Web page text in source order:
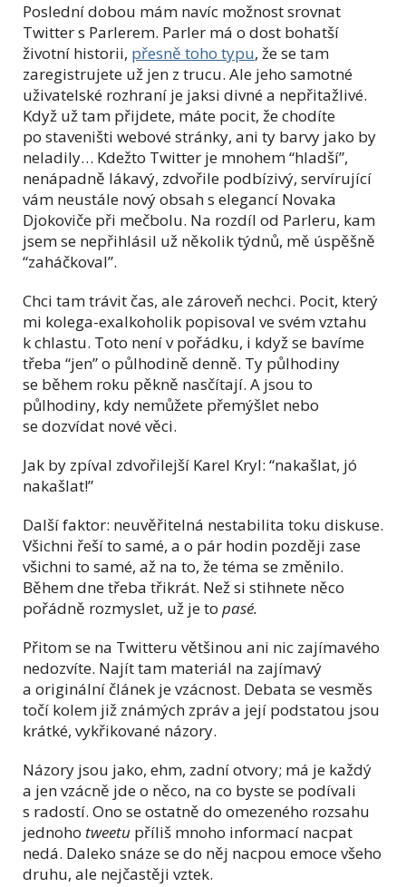
Poslední dobou mám navíc možnost srovnat
Twitter s Parlerem. Parler má o dost bohatší
životní historii, přesně toho typu, že se tam
zaregistrujete už jen z trucu. Ale jeho samotné
uživatelské rozhraní je jaksi divné a nepřitažlivé.
Když už tam přijdete, máte pocit, že chodíte
po staveništi webové stránky, ani ty barvy jako by
neladily… Kdežto Twitter je mnohem “hladší”,
nenápadně lákavý, zdvořile podbízivý, servírující
vám neustále nový obsah s elegancí Novaka
Djokoviče při mečbolu. Na rozdíl od Parleru, kam
jsem se nepřihlásil už několik týdnů, mě úspěšně
“zaháčkoval”.
Chci tam trávit čas, ale zároveň nechci. Pocit, který
mi kolega-exalkoholik popisoval ve svém vztahu
k chlastu. Toto není v pořádku, i když se bavíme
třeba “jen” o půlhodině denně. Ty půlhodiny
se během roku pěkně nasčítají. A jsou to
půlhodiny, kdy nemůžete přemýšlet nebo
se dozvídat nové věci.
Jak by zpíval zdvořilejší Karel Kryl: “nakašlat, jó
nakašlat!”
Další faktor: neuvěřitelná nestabilita toku diskuse.
Všichni řeší to samé, a o pár hodin později zase
všichni to samé, až na to, že téma se změnilo.
Během dne třeba třikrát. Než si stihnete něco
pořádně rozmyslet, už je to pasé.
Přitom se na Twitteru většinou ani nic zajímavého
nedozvíte. Najít tam materiál na zajímavý
a originální článek je vzácnost. Debata se vesměs
točí kolem již známých zpráv a její podstatou jsou
krátké, vykřikované názory.
Názory jsou jako, ehm, zadní otvory; má je každý
a jen vzácně jde o něco, na co byste se podívali
s radostí. Ono se ostatně do omezeného rozsahu
jednoho tweetu příliš mnoho informací nacpat
nedá. Daleko snáze se do něj nacpou emoce všeho
druhu, ale nejčastěji vztek.